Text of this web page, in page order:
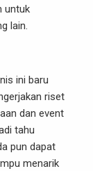
untuk
lain.
ini baru
riset
dan event
tahu
pun dapat
menarik